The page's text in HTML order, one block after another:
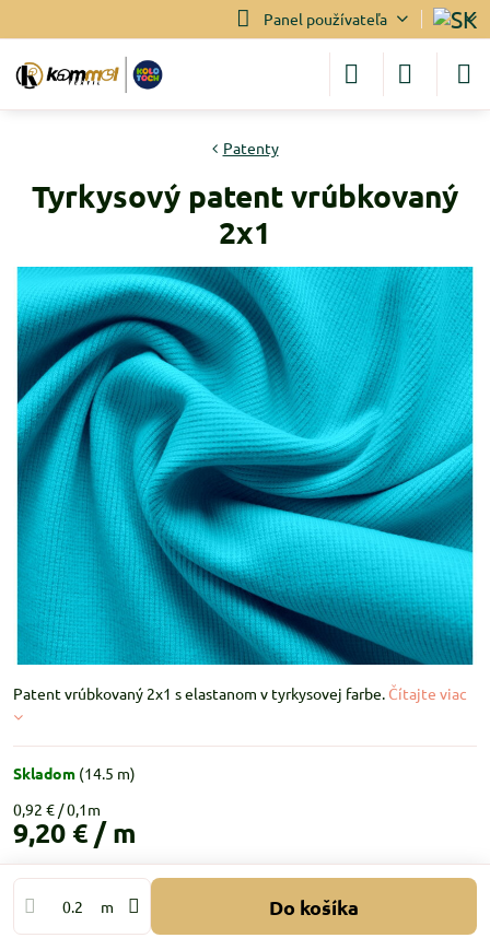
Panel používateľa
Patenty
Tyrkysový patent vrúbkovaný
2x1
Patent vrúbkovaný 2x1 s elastanom v tyrkysovej farbe. Čítajte viac
Skladom (14.5 m)
0,92 €
9,20 € / m
m Do košíka